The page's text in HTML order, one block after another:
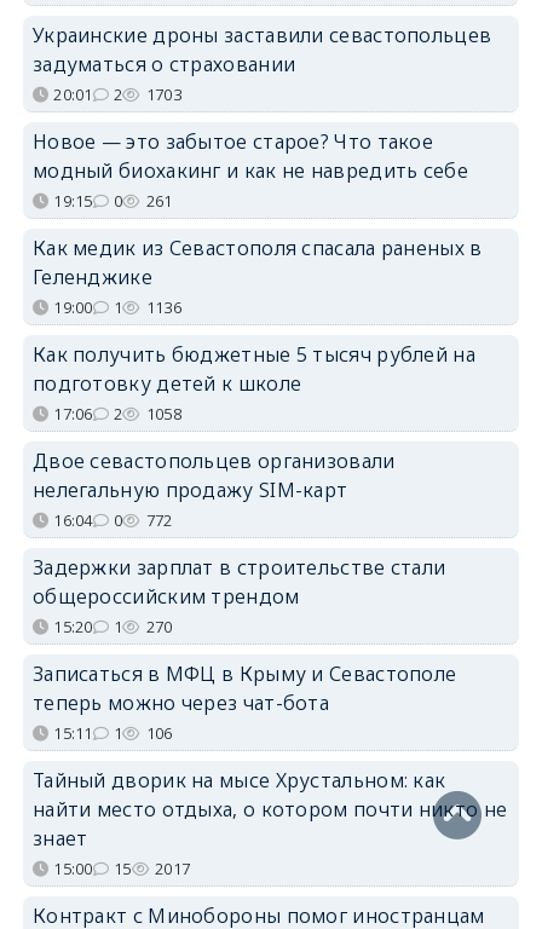
Украинские дроны заставили севастопольцев
задуматься о страховании
20:01 2 1703
Новое — это забытое старое? Что такое
модный биохакинг и как не навредить себе
19:15 0 261
Как медик из Севастополя спасала раненых в
Геленджике
19:00 1 1136
Как получить бюджетные 5 тысяч рублей на
подготовку детей к школе
17:06 2 1058
Двое севастопольцев организовали
нелегальную продажу SIM-карт
16:04 0 772
Задержки зарплат в строительстве стали
общероссийским трендом
15:20 1 270
Записаться в МФЦ в Крыму и Севастополе
теперь можно через чат-бота
15:11 1 106
Тайный дворик на мысе Хрустальном: как
найти место отдыха, о котором почти никто не
знает
15:00 15 2017
Контракт с Минобороны помог иностранцам